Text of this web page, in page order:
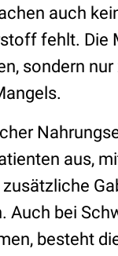
auch
fehlt. Die
sondern
aus,
Auch bei
besteht